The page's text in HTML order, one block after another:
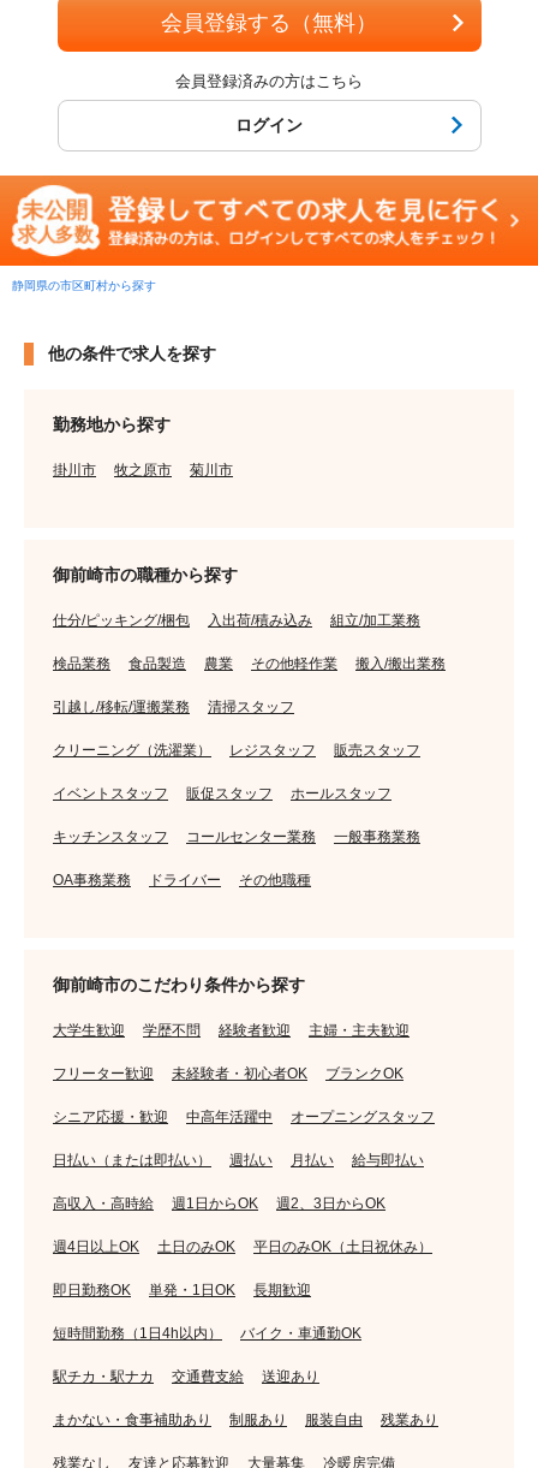
会員登録する（無料）
会員登録済みの方はこちら
ログイン
静岡県の市区町村から探す
他の条件で求人を探す
勤務地から探す
掛川市 牧之原市 菊川市
御前崎市の職種から探す
仕分/ピッキング/梱包 入出荷/積み込み 組立/加工業務
検品業務 食品製造 農業 その他軽作業 搬入/搬出業務
引越し/移転/運搬業務 清掃スタッフ
クリーニング（洗濯業） レジスタッフ 販売スタッフ
イベントスタッフ 販促スタッフ ホールスタッフ
キッチンスタッフ コールセンター業務 一般事務業務
OA事務業務 ドライバー その他職種
御前崎市のこだわり条件から探す
大学生歓迎 学歴不問 経験者歓迎 主婦・主夫歓迎
フリーター歓迎 未経験者・初心者OK ブランクOK
シニア応援・歓迎 中高年活躍中 オープニングスタッフ
日払い（または即払い） 週払い 月払い 給与即払い
高収入・高時給 週1日からOK 週2、3日からOK
週4日以上OK 土日のみOK 平日のみOK（土日祝休み）
即日勤務OK 単発・1日OK 長期歓迎
短時間勤務（1日4h以内） バイク・車通勤OK
駅チカ・駅ナカ 交通費支給 送迎あり
まかない・食事補助あり 制服あり 服装自由 残業あり
残業なし 友達と応募歓迎 大量募集 冷暖房完備